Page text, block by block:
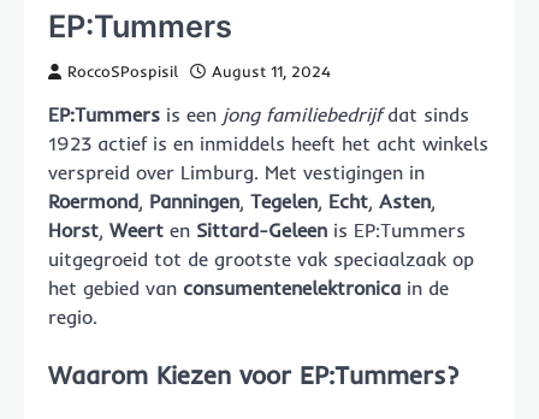
EP:Tummers
RoccoSPospisil August 11, 2024
EP:Tummers is een jong familiebedrijfdat sinds
1923 actief is en inmiddels heeft het acht winkels
verspreid over Limburg. Met vestigingen in
Roermond, Panningen, Tegelen, Echt, Asten,
Horst, Weert en Sittard-Geleen is EP:Tummers
uitgegroeid tot de grootste vak speciaalzaak op
het gebied van consumentenelektronica in de
regio.
Waarom Kiezen voor EP:Tummers?